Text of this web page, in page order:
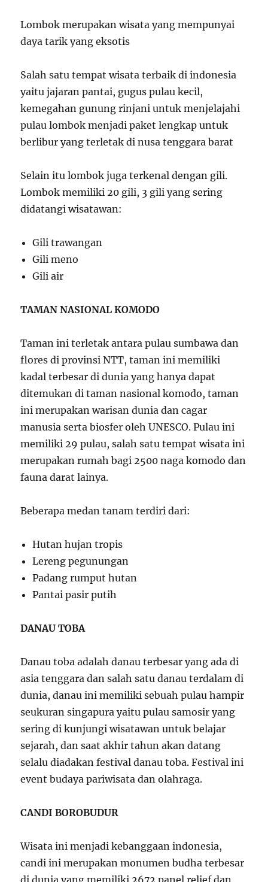
Lombok merupakan wisata yang mempunyai
daya tarik yang eksotis
Salah satu tempat wisata terbaik di indonesia
yaitu jajaran pantai, gugus pulau kecil,
kemegahan gunung rinjani untuk menjelajahi
pulau lombok menjadi paket lengkap untuk
berlibur yang terletak di nusa tenggara barat
Selain itu lombok juga terkenal dengan gili.
Lombok memiliki 20 gili, 3 gili yang sering
didatangi wisatawan:
Gili trawangan
Gili meno
Gili air
TAMAN NASIONAL KOMODO
Taman ini terletak antara pulau sumbawa dan
flores di provinsi NTT, taman ini memiliki
kadal terbesar di dunia yang hanya dapat
ditemukan di taman nasional komodo, taman
ini merupakan warisan dunia dan cagar
manusia serta biosfer oleh UNESCO. Pulau ini
memiliki 29 pulau, salah satu tempat wisata ini
merupakan rumah bagi 2500 naga komodo dan
fauna darat lainya.
Beberapa medan tanam terdiri dari:
Hutan hujan tropis
Lereng pegunungan
Padang rumput hutan
Pantai pasir putih
DANAU TOBA
Danau toba adalah danau terbesar yang ada di
asia tenggara dan salah satu danau terdalam di
dunia, danau ini memiliki sebuah pulau hampir
seukuran singapura yaitu pulau samosir yang
sering di kunjungi wisatawan untuk belajar
sejarah, dan saat akhir tahun akan datang
selalu diadakan festival danau toba. Festival ini
event budaya pariwisata dan olahraga.
CANDI BOROBUDUR
Wisata ini menjadi kebanggaan indonesia,
candi ini merupakan monumen budha terbesar